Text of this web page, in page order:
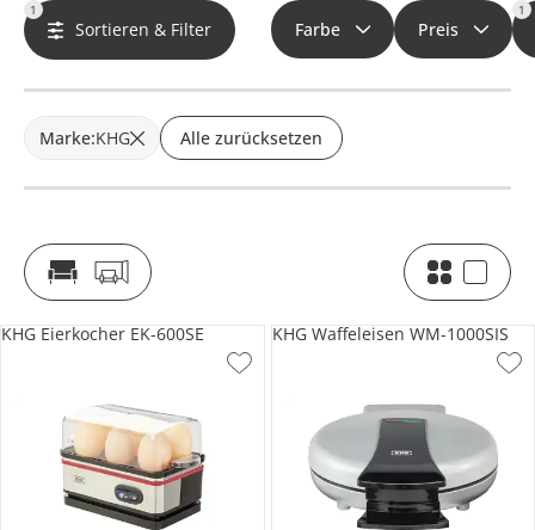
1
Sortieren & Filter Farbe Preis
1
Marke:KHG Alle zurücksetzen
KHG Eierkocher EK-600SE KHG Waffeleisen WM-1000SIS